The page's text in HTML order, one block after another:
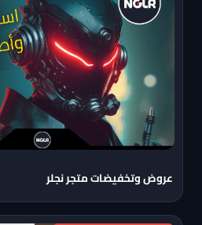
عروض وتخفيضات متجر نجلر